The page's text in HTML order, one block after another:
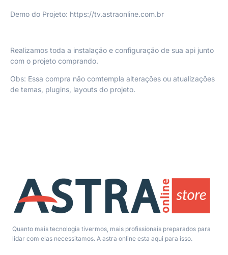
Demo do Projeto: https://tv.astraonline.com.br
Realizamos toda a instalação e configuração de sua api junto
com o projeto comprando.
Obs: Essa compra não comtempla alterações ou atualizações
de temas, plugins, layouts do projeto.
Quanto mais tecnologia tivermos, mais profissionais preparados para
lidar com elas necessitamos. A astra online esta aqui para isso.